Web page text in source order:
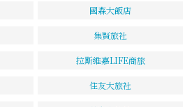
國森大飯店
集賢旅社
拉斯維嘉LIFE商旅
住友大旅社